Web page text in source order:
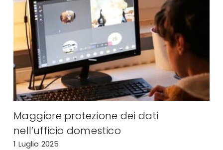
Maggiore protezione dei dati
nell’ufficio domestico
1 Luglio 2025